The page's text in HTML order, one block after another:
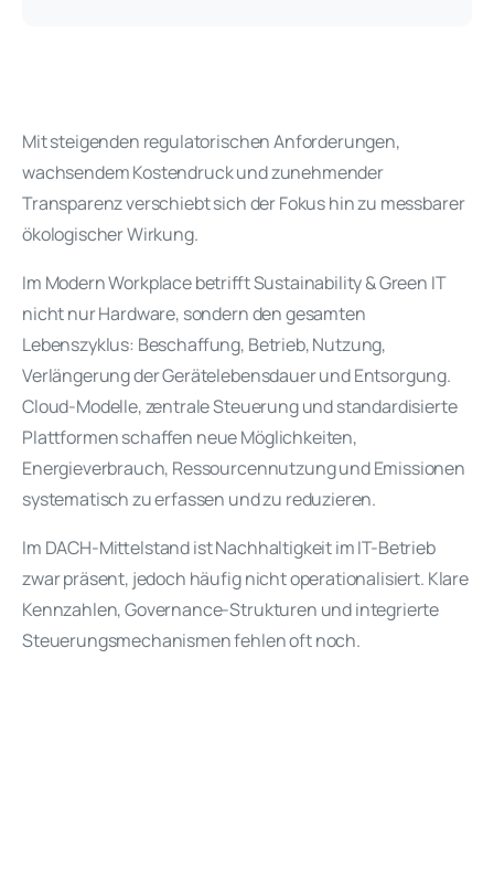
Mit steigenden regulatorischen Anforderungen,
wachsendem Kostendruck und zunehmender
Transparenz verschiebt sich der Fokus hin zu messbarer
ökologischer Wirkung.
Im Modern Workplace betrifft Sustainability & Green IT
nicht nur Hardware, sondern den gesamten
Lebenszyklus: Beschaffung, Betrieb, Nutzung,
Verlängerung der Gerätelebensdauer und Entsorgung.
Cloud-Modelle, zentrale Steuerung und standardisierte
Plattformen schaffen neue Möglichkeiten,
Energieverbrauch, Ressourcennutzung und Emissionen
systematisch zu erfassen und zu reduzieren.
Im DACH-Mittelstand ist Nachhaltigkeit im IT-Betrieb
zwar präsent, jedoch häufig nicht operationalisiert. Klare
Kennzahlen, Governance-Strukturen und integrierte
Steuerungsmechanismen fehlen oft noch.